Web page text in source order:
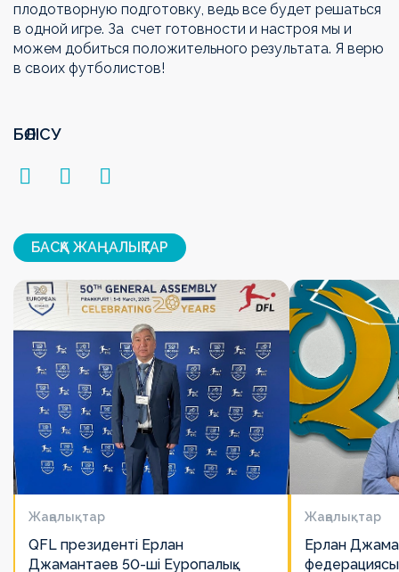
плодотворную подготовку, ведь все будет решаться
в одной игре. За счет готовности и настроя мы и
можем добиться положительного результата. Я верю
в своиx футболистов!
БӨЛІСУ
БАСҚА ЖАҢАЛЫҚТАР
Жаңалықтар
QFL президенті Ерлан
Джамантаев 50-ші Еуропалық
Жаңалықтар
Ерлан